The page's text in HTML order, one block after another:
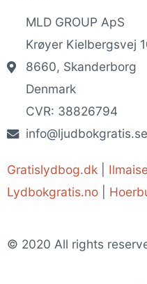
MLD GROUP ApS
Krøyer Kielbergsvej
8660, Skanderborg
Denmark
CVR: 38826794
info@ljudbokgratis.se
Gratislydbog.dk
Lydbokgratis.no
© 2020 All rights